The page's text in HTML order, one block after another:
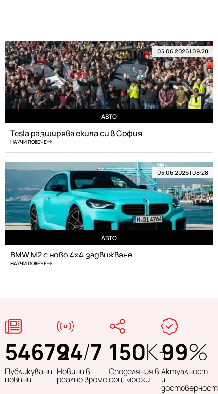
05.06.2026 | 09:28
АВТО
Tesla разширява екипа си в София
НАУЧИ ПОВЕЧЕ
05.06.2026 | 08:28
АВТО
BMW M2 с ново 4х4 задвижване
НАУЧИ ПОВЕЧЕ
54679
Публикувани
новини
24/7
Новини в
реално време
150K+
Споделяния в
соц. мрежи
99%
Актуалност
и
достоверност